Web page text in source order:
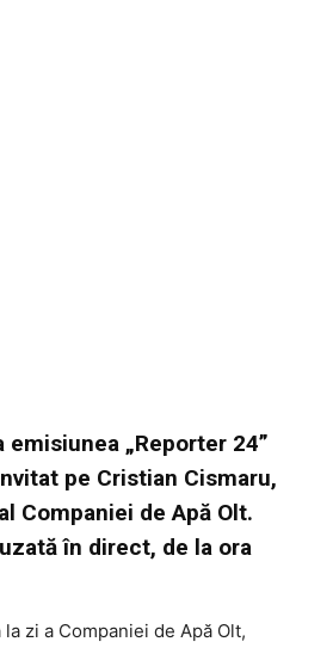
emisiunea „Reporter 24”
pe Cristian Cismaru,
Companiei de Apă Olt.
în direct, de la ora
zi a Companiei de Apă Olt,